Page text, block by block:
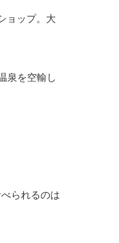
ョップ。大
泉を空輸し
られるのは